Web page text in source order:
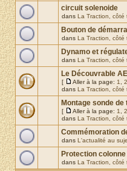
circuit solenoide
dans La Traction, côté
Bouton de
dans La Traction, côté
Dynamo et
dans La Traction, côté
Le Découvrable
[ Aller à la page: 1 2
dans La Traction, côté
Montage sonde
[ Aller à la page: 1 2
dans La Traction, côté
Commémoration
dans L'actualité au
Protection
dans La Traction, côté